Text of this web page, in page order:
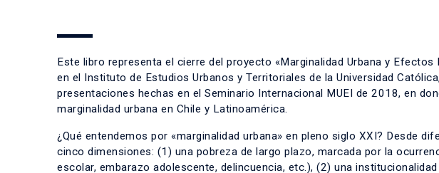
Este libro representa el cierre del proyecto «Marginalidad Urbana y
en el Instituto de Estudios Urbanos y Territoriales de la Universidad
presentaciones hechas en el Seminario Internacional MUEI de 2018, en
marginalidad urbana en Chile y Latinoamérica.
¿Qué entendemos por «marginalidad urbana» en pleno siglo XXI? Desde
cinco dimensiones: (1) una pobreza de largo plazo, marcada por la
escolar, embarazo adolescente, delincuencia, etc.), (2) una